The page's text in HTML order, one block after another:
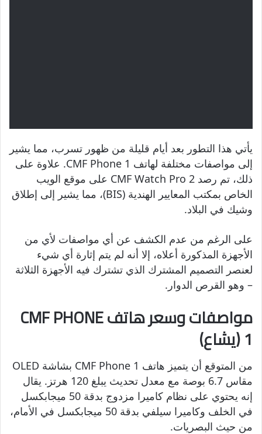
يأتي هذا التطور بعد أيام قليلة من ظهور تسرب، مما يشير
إلى مواصفات مختلفة لهاتف CMF Phone 1. علاوة على
ذلك، تم رصد CMF Watch Pro 2 على موقع الويب
الخاص بمكتب المعايير الهندية (BIS)، مما يشير إلى إطلاق
وشيك في البلاد.
على الرغم من عدم الكشف عن أي مواصفات لأي من
الأجهزة المذكورة أعلاه، إلا أنه لم يتم إثارة أي شيء
لعنصر التصميم المشترك الذي تشترك فيه الأجهزة الثلاثة
– وهو القرص الدوار.
مواصفات وسعر هاتف CMF PHONE
1 (يشاع)
من المتوقع أن يتميز هاتف CMF Phone 1 بشاشة OLED
مقاس 6.7 بوصة مع معدل تحديث يبلغ 120 هرتز. يقال
إنه يحتوي على نظام كاميرا مزدوج بدقة 50 ميجابكسل
في الخلف وكاميرا سيلفي بدقة 50 ميجابكسل في الأمام،
من حيث البصريات.